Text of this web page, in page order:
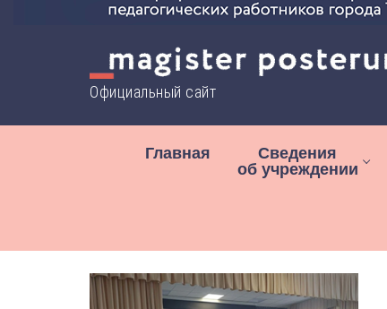
Официальный сайт
Главная
Сведения
об учреждении